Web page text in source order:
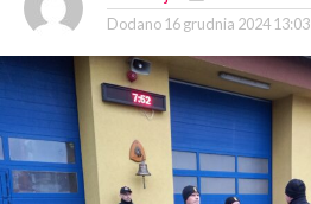
Dodano 16 grudnia 2024 13:03